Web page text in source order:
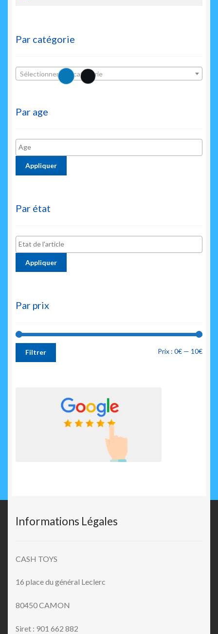
Par catégorie
Sélectionner une catégorie
Par age
Appliquer
Par état
Appliquer
Par prix
Prix
Prix
Filtrer Prix : 0€ — 10€
Informations Légales
CASH TOYS
16 place du général Leclerc
80450 CAMON
Siret : 901 662 882